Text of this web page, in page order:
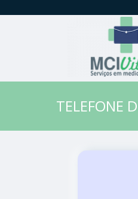
TELEFONE